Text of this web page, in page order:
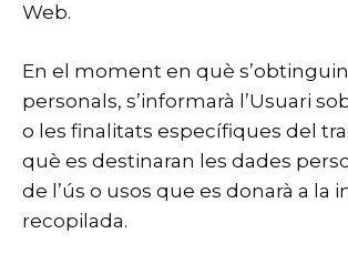
Web.
En el moment en què
personals, s’informarà l’Usuari
o les finalitats específiques del
què es destinaran les dades
de l’ús o usos que es donarà a la
recopilada.